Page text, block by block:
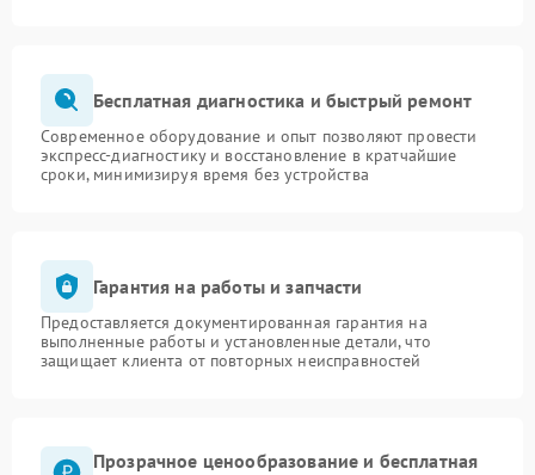
Бесплатная диагностика и быстрый ремонт
Современное оборудование и опыт позволяют провести
экспресс-диагностику и восстановление в кратчайшие
сроки, минимизируя время без устройства
Гарантия на работы и запчасти
Предоставляется документированная гарантия на
выполненные работы и установленные детали, что
защищает клиента от повторных неисправностей
Прозрачное ценообразование и бесплатная